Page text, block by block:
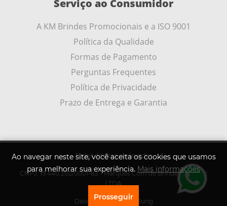
Ao navegar neste site, você aceita os cookies que usamos
para melhorar sua experiência. Mais informações
Prosseguir
Serviço ao Consumidor
A KM Brindes Promocionais e a ISO 9001
Política da Qualidade
Formas de Pagamento
Perguntas Frequentes
Política de Privacidade
Prazo de Entrega e Garantia
Todos direitos reservados
CNPJ: 19.440.202/0001-82 - Marques Com de Brindes Promoc
LTDA
Desenvolvido porA .Jung